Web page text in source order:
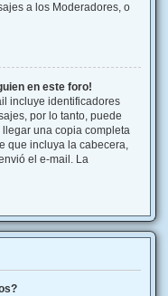
a los Moderadores, o
en este foro!
incluye identificadores
por lo tanto, puede
una copia completa
que incluya la cabecera,
el e-mail. La